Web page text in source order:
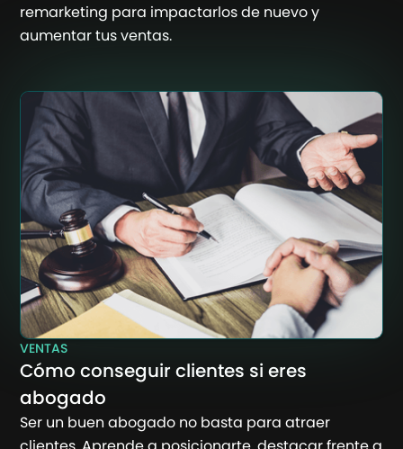
remarketing para impactarlos de nuevo y
aumentar tus ventas.
VENTAS
Cómo conseguir clientes si eres
abogado
Ser un buen abogado no basta para atraer